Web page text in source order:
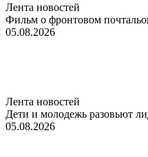
Лента новостей
Фильм о фронтовом
05.08.2026
Лента новостей
Дети и молодежь разовьют
05.08.2026